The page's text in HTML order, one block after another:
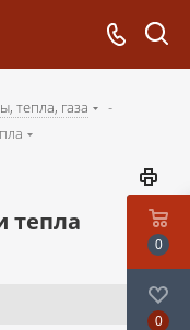
тепла, газа
-
тепла
0
0